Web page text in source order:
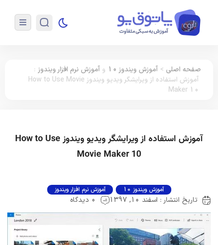
صفحه اصلی > آموزش ویندوز 10 و آموزش نرم افزار ویندوز :
آموزش استفاده از ویرایشگر ویدیو ویندوز How to Use Movie
Maker 10
آموزش استفاده از ویرایشگر ویدیو ویندوز How to Use
Movie Maker 10
آموزش ویندوز 10 آموزش نرم افزار ویندوز
تاریخ انتشار : اسفند 10, 1397 0 دیدگاه